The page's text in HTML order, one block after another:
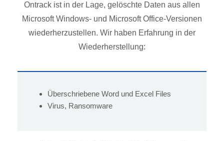
Ontrack ist in der Lage, gelöschte Daten aus allen
Microsoft Windows- und Microsoft Office-Versionen
wiederherzustellen. Wir haben Erfahrung in der
Wiederherstellung:
Überschriebene Word und Excel Files
Virus, Ransomware